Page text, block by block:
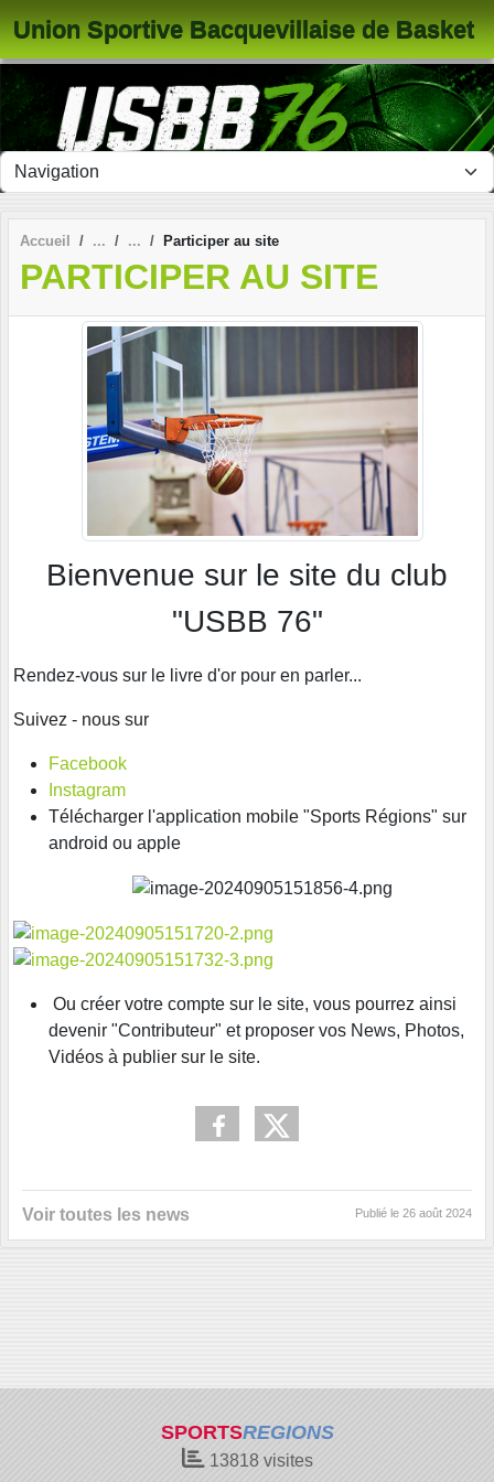
Union Sportive Bacquevillaise de Basket
Accueil Participer au site
PARTICIPER AU SITE
Bienvenue sur le site du club
"USBB 76"
Rendez-vous sur le livre d'or pour en parler...
Suivez - nous sur
Facebook
Instagram
Télécharger l'application mobile "Sports Régions" sur
android ou apple
Ou créer votre compte sur le site, vous pourrez ainsi
devenir "Contributeur" et proposer vos News, Photos,
Vidéos à publier sur le site.
Voir toutes les news Publié le 26 août 2024
SPORTSREGIONS
13818visites